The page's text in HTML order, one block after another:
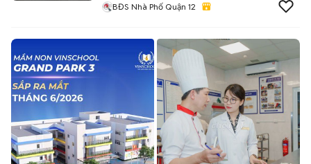
BĐS Nhà Phố Quận 12